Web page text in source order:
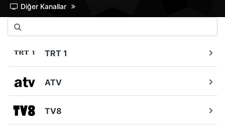
Diğer Kanallar
TRT 1
ATV
TV8